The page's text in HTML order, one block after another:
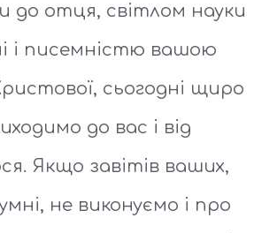
до отця, світлом науки
і писемністю вашою
сьогодні щиро
до вас і від
Якщо завітів ваших,
не виконуємо і про